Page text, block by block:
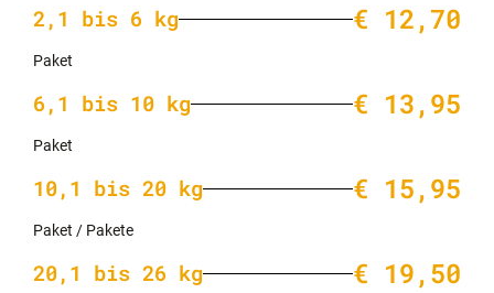
2,1 bis 6 kg € 12,70
Paket
6,1 bis 10 kg € 13,95
Paket
10,1 bis 20 kg € 15,95
Paket / Pakete
20,1 bis 26 kg € 19,50